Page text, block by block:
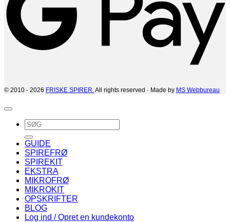
© 2010 - 2026 FRISKE SPIRER. All rights reserved · Made by MS Webbureau
Søg
efter:
GUIDE
SPIREFRØ
SPIREKIT
EKSTRA
MIKROFRØ
MIKROKIT
OPSKRIFTER
BLOG
Log ind / Opret en kundekonto